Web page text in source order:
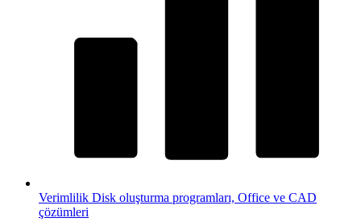
Verimlilik Disk oluşturma programları, Office ve CAD
çözümleri